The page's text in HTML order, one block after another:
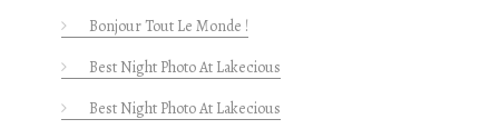
Bonjour Tout Le Monde !
Best Night Photo At Lakecious
Best Night Photo At Lakecious